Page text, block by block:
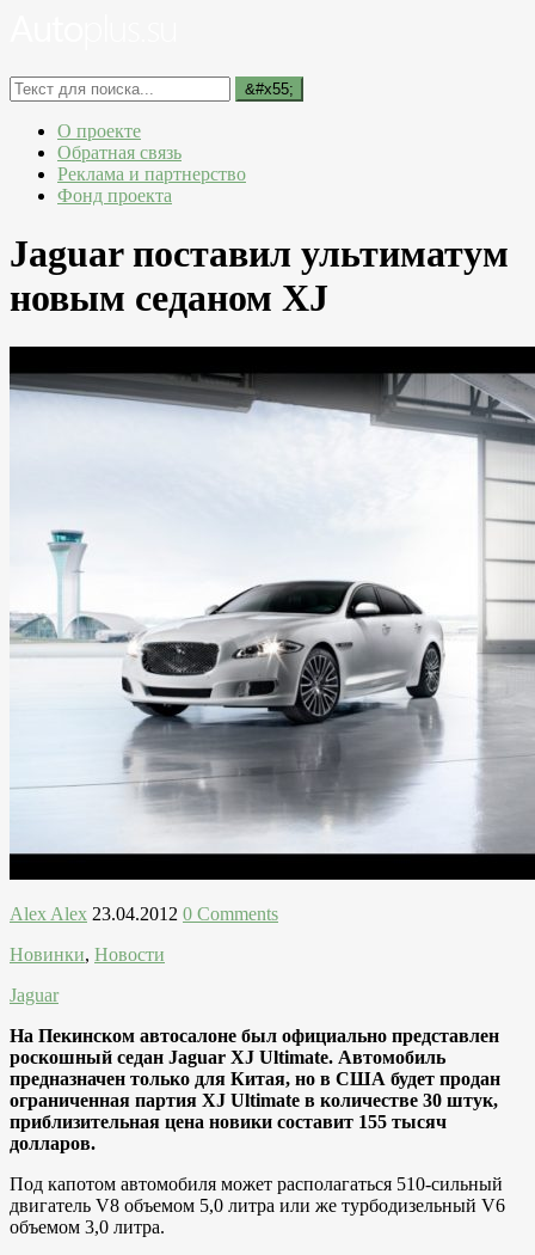
О проекте
Обратная связь
Реклама и партнерство
Фонд проекта
Jaguar поставил ультиматум
новым седаном XJ
Alex Alex 23.04.2012 0 Comments
Новинки, Новости
Jaguar
На Пекинском автосалоне был официально представлен
роскошный седан Jaguar XJ Ultimate. Автомобиль
предназначен только для Китая, но в США будет продан
ограниченная партия XJ Ultimate в количестве 30 штук,
приблизительная цена новики составит 155 тысяч
долларов.
Под капотом автомобиля может располагаться 510-сильный
двигатель V8 объемом 5,0 литра или же турбодизельный V6
объемом 3,0 литра.